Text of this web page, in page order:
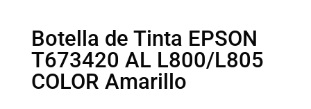
Botella de Tinta EPSON
T673420 AL L800/L805
COLOR Amarillo